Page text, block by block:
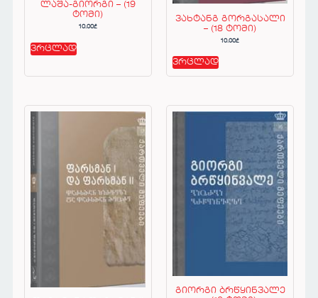
ლაშა-გიორგი – (19
ტომი)
10.00₾
ვრცლად
ვახტანგ გორგასალი
– (18 ტომი)
10.00₾
ვრცლად
გიორგი ბრწყინვალე